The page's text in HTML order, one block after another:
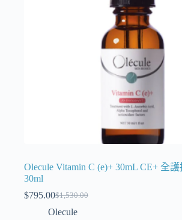
Olecule Vitamin C (e)+ 30mL CE+ 全
30ml
$1,530.00
$795.00
Olecule